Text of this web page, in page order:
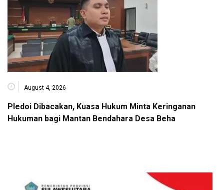
August 4, 2026
Pledoi Dibacakan, Kuasa Hukum Minta Keringanan
Hukuman bagi Mantan Bendahara Desa Beha